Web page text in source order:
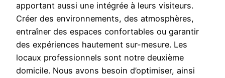
apportant aussi une intégrée à leurs visiteurs.
Créer des environnements, des atmosphères,
entraîner des espaces confortables ou garantir
des expériences hautement sur-mesure. Les
locaux professionnels sont notre deuxième
domicile. Nous avons besoin d’optimiser, ainsi